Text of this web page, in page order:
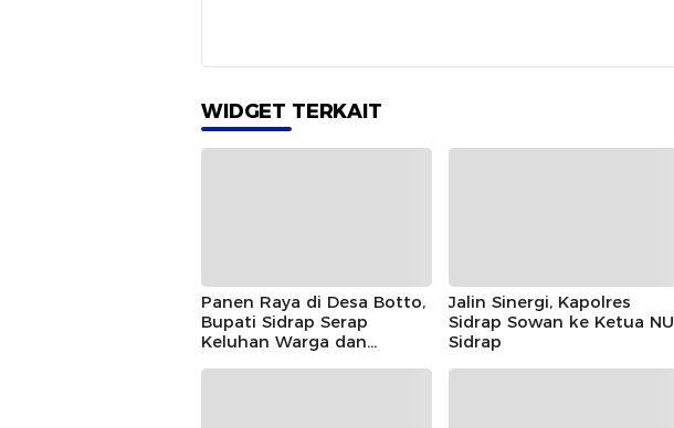
WIDGET TERKAIT
Panen Raya di Desa Botto,
Bupati Sidrap Serap
Keluhan Warga dan
Jalin Sinergi, Kapolres
Sidrap Sowan ke Ketua NU
Sidrap